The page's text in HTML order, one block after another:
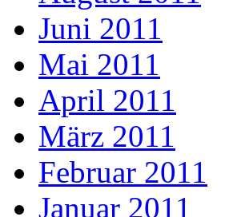
Juni 2011
Mai 2011
April 2011
März 2011
Februar 2011
Januar 2011